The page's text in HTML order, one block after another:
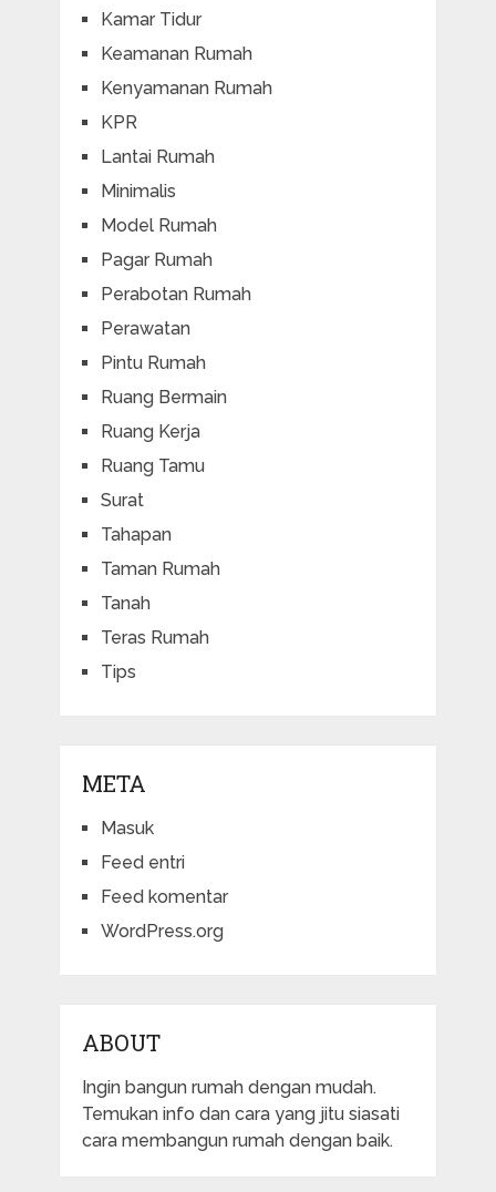
Kamar Tidur
Keamanan Rumah
Kenyamanan Rumah
KPR
Lantai Rumah
Minimalis
Model Rumah
Pagar Rumah
Perabotan Rumah
Perawatan
Pintu Rumah
Ruang Bermain
Ruang Kerja
Ruang Tamu
Surat
Tahapan
Taman Rumah
Tanah
Teras Rumah
Tips
META
Masuk
Feed entri
Feed komentar
WordPress.org
ABOUT
Ingin bangun rumah dengan mudah.
Temukan info dan cara yang jitu siasati
cara membangun rumah dengan baik.